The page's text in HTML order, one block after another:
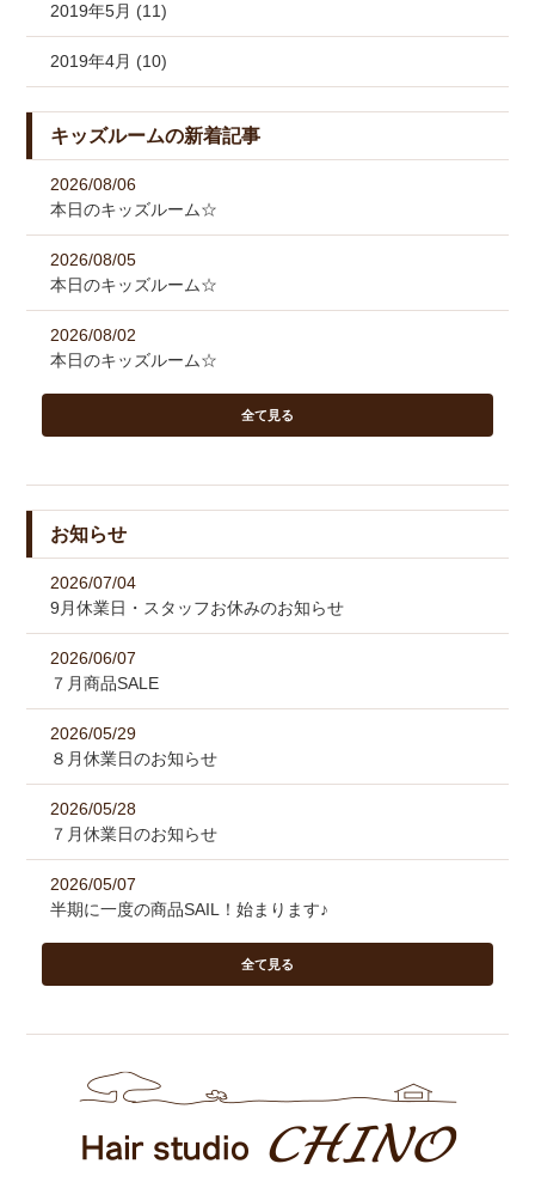
2019年5月 (11)
2019年4月 (10)
キッズルームの新着記事
2026/08/06
本日のキッズルーム☆
2026/08/05
本日のキッズルーム☆
2026/08/02
本日のキッズルーム☆
全て見る
お知らせ
2026/07/04
9月休業日・スタッフお休みのお知らせ
2026/06/07
７月商品SALE
2026/05/29
８月休業日のお知らせ
2026/05/28
７月休業日のお知らせ
2026/05/07
半期に一度の商品SAIL！始まります♪
全て見る